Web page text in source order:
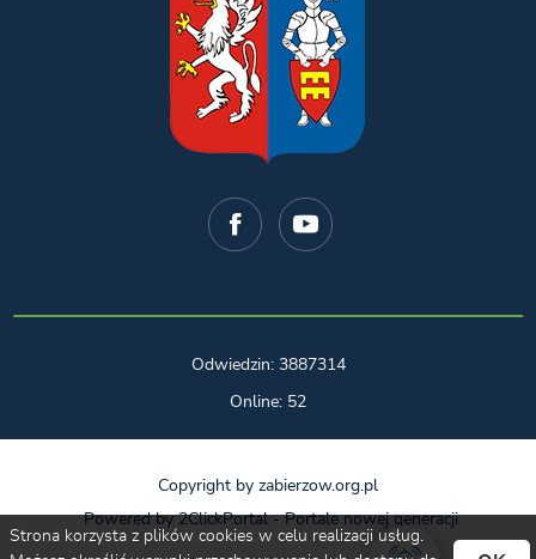
Odwiedzin: 3887314
Online: 52
Copyright by zabierzow.org.pl
Powered by2ClickPortal- Portale nowej generacji
Strona korzysta z plików cookies w celu realizacji usług.